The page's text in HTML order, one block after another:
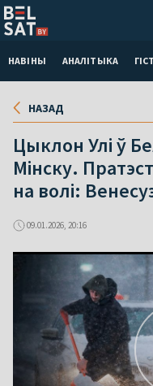
НАВІНЫ АНАЛІТЫКА
НАЗАД
Цыклон Улі ў
Мінску.
на волі:
09.01.2026, 20:16